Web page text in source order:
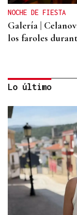
NOCHE DE FIESTA
Galería |
los faroles
QUEN CHO DIXO
¿Sabe usted
Lo último